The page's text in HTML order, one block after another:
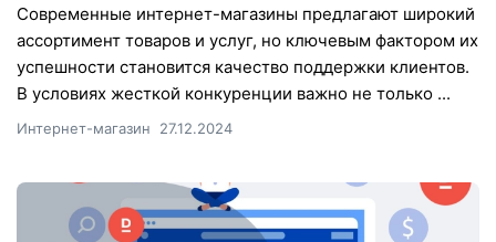
Современные интернет-магазины предлагают широкий
ассортимент товаров и услуг, но ключевым фактором их
успешности становится качество поддержки клиентов.
В условиях жесткой конкуренции важно не только ...
Интернет-магазин 27.12.2024